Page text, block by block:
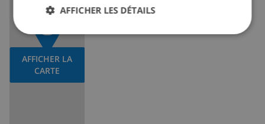
AFFICHER LA
CARTE
Espagne >Costa del Sol
AFFICHER LES DÉTAILS